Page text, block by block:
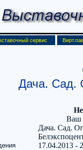
сервис
Дача. Сад.
Ваш
Дача. Сад.
17.04.2013 -